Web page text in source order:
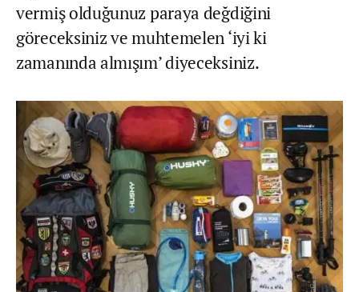
vermiş olduğunuz paraya değdiğini
göreceksiniz ve muhtemelen ‘iyi ki
zamanında almışım’ diyeceksiniz.